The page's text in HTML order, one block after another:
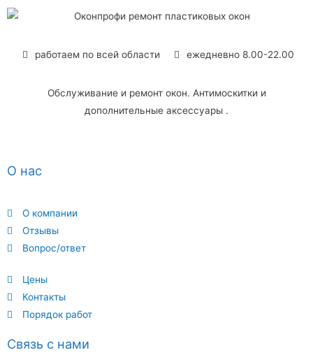
Связь с нами
О нас
О компании
Отзывы
Вопрос/ответ
Цены
Контакты
Порядок работ
работаем по всей области ежедневно 8.00-22.00
Обслуживание и ремонт окон. Антимоскитки и
дополнительные аксессуары .